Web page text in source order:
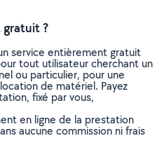
gratuit ?
service entièrement gratuit
tout utilisateur cherchant un
ou particulier, pour une
de matériel. Payez
fixé par vous,
en ligne de la prestation
aucune commission ni frais